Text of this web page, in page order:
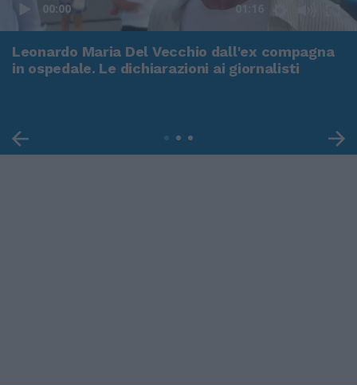
00:00 01:16
Leonardo Maria Del Vecchio dall'ex compagna
in ospedale. Le dichiarazioni ai giornalisti